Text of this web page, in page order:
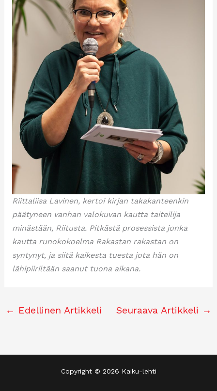
Riittaliisa Lavinen, kertoi kirjan takakanteenkin
päätyneen vanhan valokuvan kautta taiteilija
minästään, Riitusta. Pitkästä prosessista jonka
kautta runokokoelma Rakastan rakastan on
syntynyt, ja siitä kaikesta tuesta jota hän on
lähipiiriltään saanut tuona aikana.
← Edellinen Artikkeli Seuraava Artikkeli →
Copyright © 2026 Kaiku-lehti